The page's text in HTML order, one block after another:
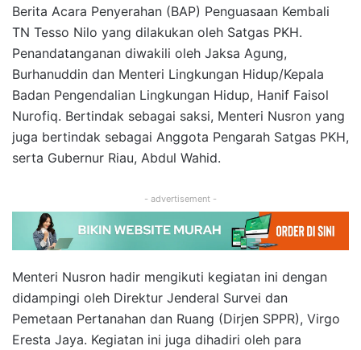
Berita Acara Penyerahan (BAP) Penguasaan Kembali
TN Tesso Nilo yang dilakukan oleh Satgas PKH.
Penandatanganan diwakili oleh Jaksa Agung,
Burhanuddin dan Menteri Lingkungan Hidup/Kepala
Badan Pengendalian Lingkungan Hidup, Hanif Faisol
Nurofiq. Bertindak sebagai saksi, Menteri Nusron yang
juga bertindak sebagai Anggota Pengarah Satgas PKH,
serta Gubernur Riau, Abdul Wahid.
- advertisement -
Menteri Nusron hadir mengikuti kegiatan ini dengan
didampingi oleh Direktur Jenderal Survei dan
Pemetaan Pertanahan dan Ruang (Dirjen SPPR), Virgo
Eresta Jaya. Kegiatan ini juga dihadiri oleh para